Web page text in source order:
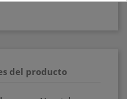
del producto